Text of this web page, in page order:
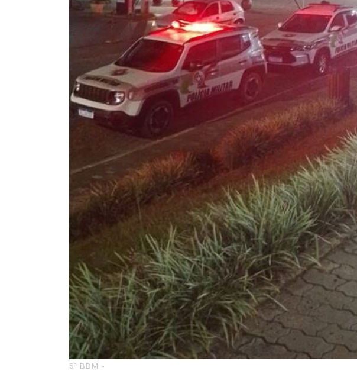
5º BBM -